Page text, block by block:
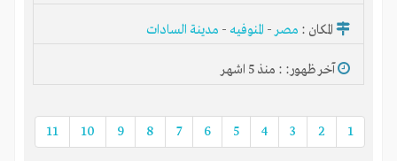
المكان : مصر- المنوفيه - مدينة السادات
آخر ظهور: : منذ 5 اشهر
1
2
3
4
5
6
7
8
9
10
11